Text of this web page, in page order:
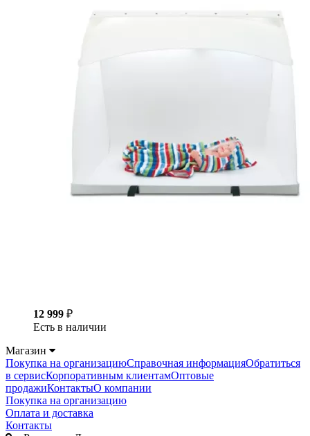
12 999 ₽
Есть в наличии
Магазин
Покупка на организациюСправочная информацияОбратиться
в сервисКорпоративным клиентамОптовые
продажиКонтактыО компании
Покупка на организацию
Оплата и доставка
Контакты